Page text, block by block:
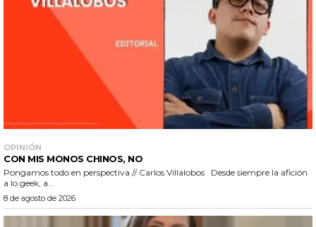
OPINIÓN
CON MIS MONOS CHINOS, NO
Pongamos todo en perspectiva // Carlos Villalobos Desde siempre la afición
a lo geek, a...
8 de agosto de 2026